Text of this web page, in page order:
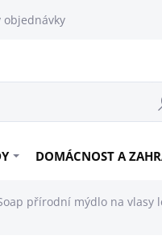
objednávky
DOMÁCNOST A
přírodní mýdlo na vlasy